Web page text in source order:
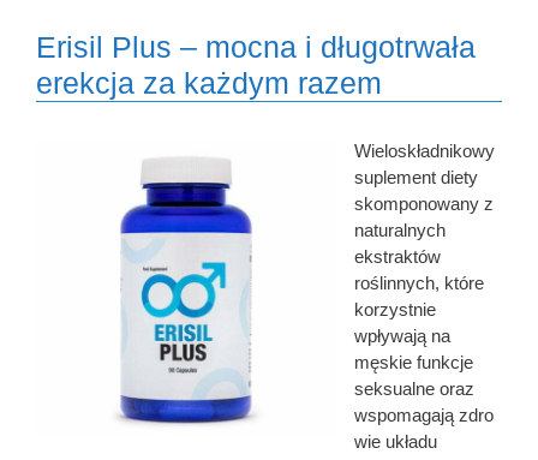
Erisil Plus – mocna i długotrwała
erekcja za każdym razem
Wieloskładnikowy
suplement diety
skomponowany z
naturalnych
ekstraktów
roślinnych, które
korzystnie
wpływają na
męskie funkcje
seksualne oraz
wspomagają zdro
wie układu